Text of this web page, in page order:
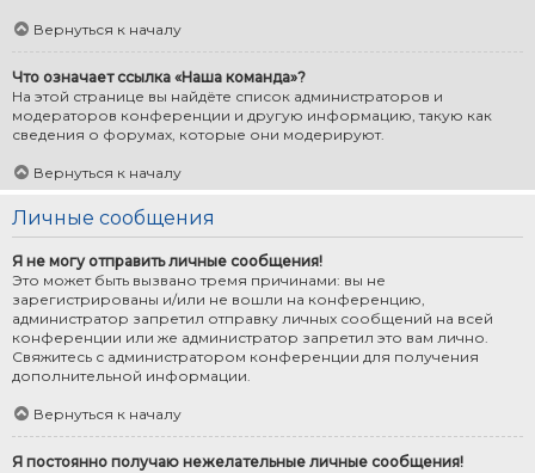
Вернуться к началу
Что означает ссылка «Наша команда»?
На этой странице вы найдёте список администраторов и
модераторов конференции и другую информацию, такую как
сведения о форумах, которые они модерируют.
Вернуться к началу
Личные сообщения
Я не могу отправить личные сообщения!
Это может быть вызвано тремя причинами: вы не
зарегистрированы и/или не вошли на конференцию,
администратор запретил отправку личных сообщений на всей
конференции или же администратор запретил это вам лично.
Свяжитесь с администратором конференции для получения
дополнительной информации.
Вернуться к началу
Я постоянно получаю нежелательные личные сообщения!